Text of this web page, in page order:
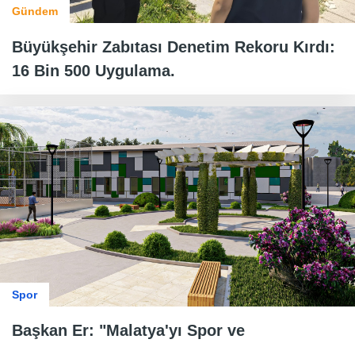
Gündem
Büyükşehir Zabıtası Denetim Rekoru Kırdı:
16 Bin 500 Uygulama.
Spor
Başkan Er: "Malatya'yı Spor ve